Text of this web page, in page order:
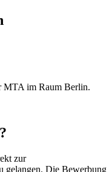
MTA im Raum Berlin.
zur
gelangen. Die Bewerbung